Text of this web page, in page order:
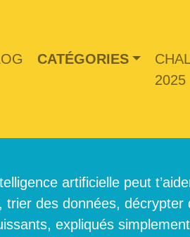
CATÉGORIES
2025
artificielle peut
trier des données, décrypter
expliqués